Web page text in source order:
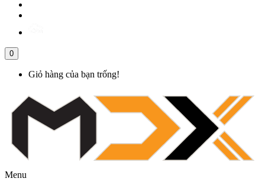
0
Giỏ hàng của bạn trống!
Menu